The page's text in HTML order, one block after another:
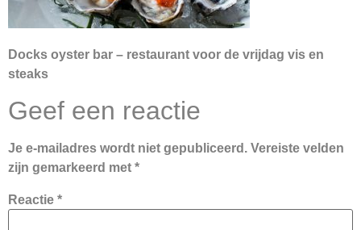
Docks oyster bar – restaurant voor de vrijdag vis en
steaks
Geef een reactie
Je e-mailadres wordt niet gepubliceerd. Vereiste velden
zijn gemarkeerd met *
Reactie *